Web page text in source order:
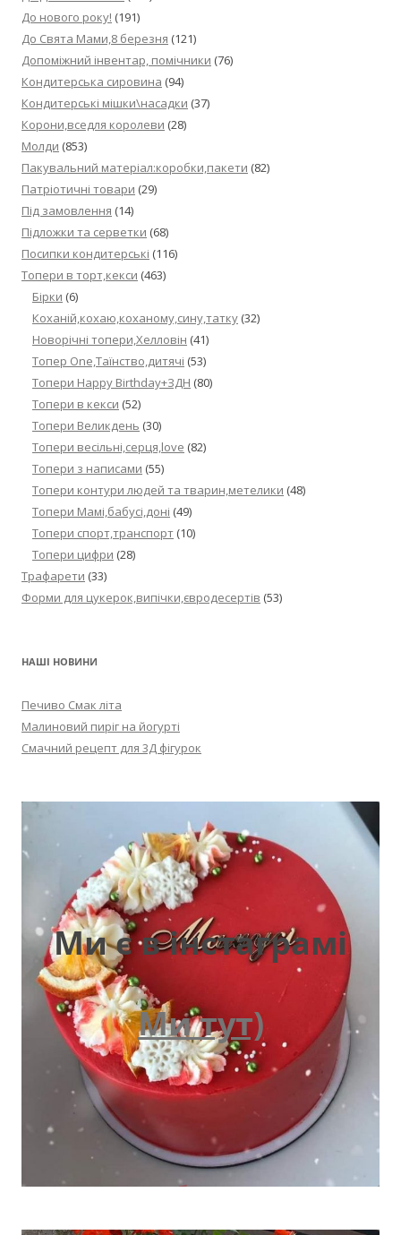
До нового року! (191)
До Свята Мами,8 березня (121)
Допоміжний інвентар, помічники (76)
Кондитерська сировина (94)
Кондитерські мішки\насадки (37)
Корони,вседля королеви (28)
Молди (853)
Пакувальний матеріал:коробки,пакети (82)
Патріотичні товари (29)
Під замовлення (14)
Підложки та серветки (68)
Посипки кондитерські (116)
Топери в торт,кекси (463)
Бірки (6)
Коханій,кохаю,коханому,сину,татку (32)
Новорічні топери,Хелловін (41)
Топер One,Таїнство,дитячі (53)
Топери Happy Birthday+ЗДН (80)
Топери в кекси (52)
Топери Великдень (30)
Топери весільні,серця,love (82)
Топери з написами (55)
Топери контури людей та тварин,метелики (48)
Топери Мамі,бабусі,доні (49)
Топери спорт,транспорт (10)
Топери цифри (28)
Трафарети (33)
Форми для цукерок,випічки,євродесертів (53)
НАШІ НОВИНИ
Печиво Смак літа
Малиновий пиріг на йогурті
Смачний рецепт для 3Д фігурок
Ми є в інстаграмі
Ми тут)